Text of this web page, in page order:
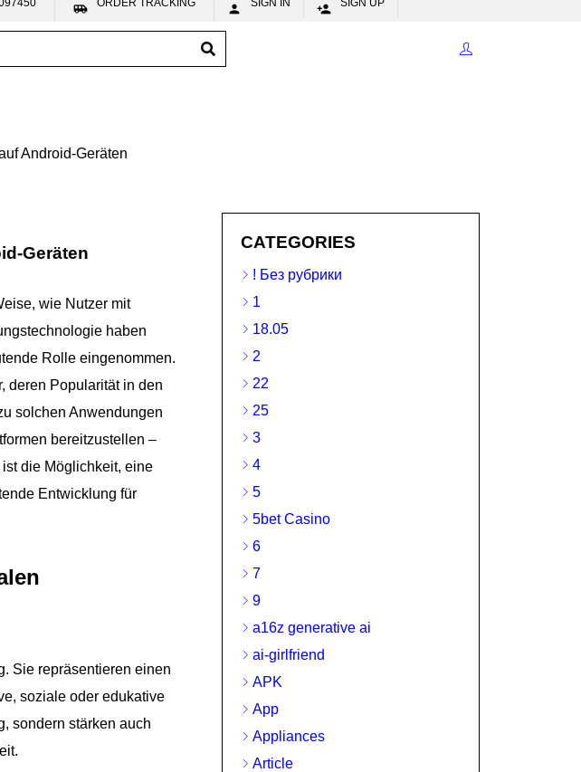
 ORDER TRACKING  SIGN IN  SIGN UP
Android-Geräten
Geräten
wie Nutzer mit
haben
Rolle eingenommen.
deren Popularität in den
solchen Anwendungen
bereitzustellen –
die Möglichkeit, eine
Entwicklung für
Sie repräsentieren einen
soziale oder edukative
sondern stärken auch
CATEGORIES
! Без рубрики
1
18.05
2
22
25
3
4
5
5bet Casino
6
7
9
a16z generative ai
ai-girlfriend
APK
App
Appliances
Article